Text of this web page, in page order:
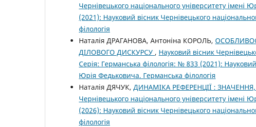
Чернівецького національного університету імені
(2021): Науковий вісник Чернівецького
філологія
Наталія ДРАГАНОВА, Антоніна КОРОЛЬ,
ДІЛОВОГО ДИСКУРСУ , Науковий вісник
Серія: Германська філологія: № 833 (2021):
Юрія Федьковича. Германська філологія
Наталія ДЯЧУК, ДИНАМІКА РЕФЕРЕНЦІЇ :
Чернівецького національного університету імені
(2026): Науковий вісник Чернівецького
філологія